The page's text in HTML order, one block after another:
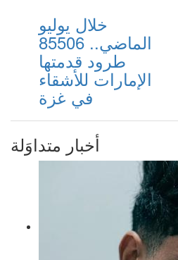
خلال يوليو
الماضي.. 85506
طرود قدمتها
الإمارات للأشقاء
في غزة
أخبار متداوَلة